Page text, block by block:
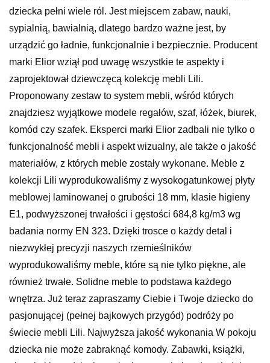
dziecka pełni wiele ról. Jest miejscem zabaw, nauki,
sypialnią, bawialnią, dlatego bardzo ważne jest, by
urządzić go ładnie, funkcjonalnie i bezpiecznie. Producent
marki Elior wziął pod uwagę wszystkie te aspekty i
zaprojektował dziewczęcą kolekcję mebli Lili.
Proponowany zestaw to system mebli, wśród których
znajdziesz wyjątkowe modele regałów, szaf, łóżek, biurek,
komód czy szafek. Eksperci marki Elior zadbali nie tylko o
funkcjonalność mebli i aspekt wizualny, ale także o jakość
materiałów, z których meble zostały wykonane. Meble z
kolekcji Lili wyprodukowaliśmy z wysokogatunkowej płyty
meblowej laminowanej o grubości 18 mm, klasie higieny
E1, podwyższonej trwałości i gęstości 684,8 kg/m3 wg
badania normy EN 323. Dzięki trosce o każdy detal i
niezwykłej precyzji naszych rzemieślników
wyprodukowaliśmy meble, które są nie tylko piękne, ale
również trwałe. Solidne meble to podstawa każdego
wnętrza. Już teraz zapraszamy Ciebie i Twoje dziecko do
pasjonującej (pełnej bajkowych przygód) podróży po
świecie mebli Lili. Najwyższa jakość wykonania W pokoju
dziecka nie może zabraknąć komody. Zabawki, książki,